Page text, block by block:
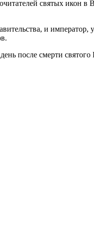
святых икон в
и
после смерти святого